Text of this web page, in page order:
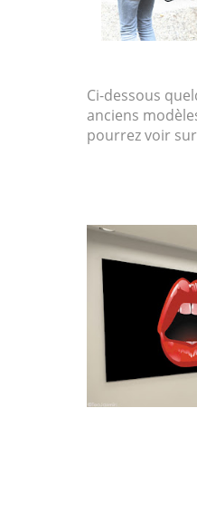
Ci-dessous
anciens
pourrez voir